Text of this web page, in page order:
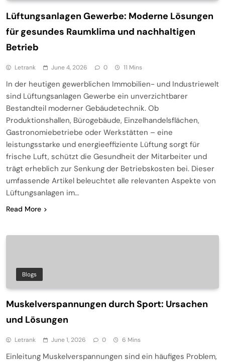
Lüftungsanlagen Gewerbe: Moderne Lösungen
für gesundes Raumklima und nachhaltigen
Betrieb
Letrank June 4, 2026 0 11 Mins
In der heutigen gewerblichen Immobilien- und Industriewelt
sind Lüftungsanlagen Gewerbe ein unverzichtbarer
Bestandteil moderner Gebäudetechnik. Ob
Produktionshallen, Bürogebäude, Einzelhandelsflächen,
Gastronomiebetriebe oder Werkstätten – eine
leistungsstarke und energieeffiziente Lüftung sorgt für
frische Luft, schützt die Gesundheit der Mitarbeiter und
trägt erheblich zur Senkung der Betriebskosten bei. Dieser
umfassende Artikel beleuchtet alle relevanten Aspekte von
Lüftungsanlagen im…
Read More
Blogs
Muskelverspannungen durch Sport: Ursachen
und Lösungen
Letrank June 1, 2026 0 6 Mins
Einleitung Muskelverspannungen sind ein häufiges Problem,